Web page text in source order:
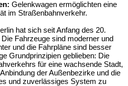
Gelenkwagen ermöglichten eine
im Straßenbahnverkehr.
hat sich seit Anfang des 20.
Fahrzeuge sind moderner und
und die Fahrpläne sind besser
Grundprinzipien geblieben: Die
für eine wachsende Stadt,
der Außenbezirke und die
und zuverlässiges System zu